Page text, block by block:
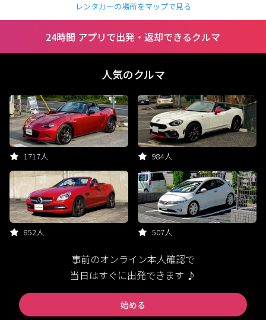
レンタカーの場所をマップで見る
24時間 アプリで出発・返却できるクルマ
人気のクルマ
1717人 984人
852人 507人
事前のオンライン本人確認で
当日はすぐに出発できます ♪
始める